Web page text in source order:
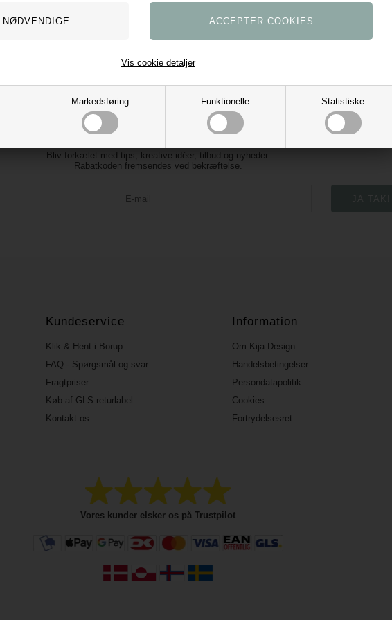
Markedsføring Funktionelle Statistiske
Vis cookie detaljer
Tilmeld vores nyhedsbrev og få 10% rabat
Bliv forkælet med tips, kreative idéer, tilbud og nyheder.
Rabatkoden fremsendes ved bekræftelse.
Kundeservice
Klik & Hent i Borup
FAQ - Spørgsmål og svar
Fragtpriser
Køb af GLS returlabel
Kontakt os
Information
Om Kija-Design
Handelsbetingelser
Persondatapolitik
Cookies
Fortrydelsesret
Vores kunder elsker os på Trustpilot